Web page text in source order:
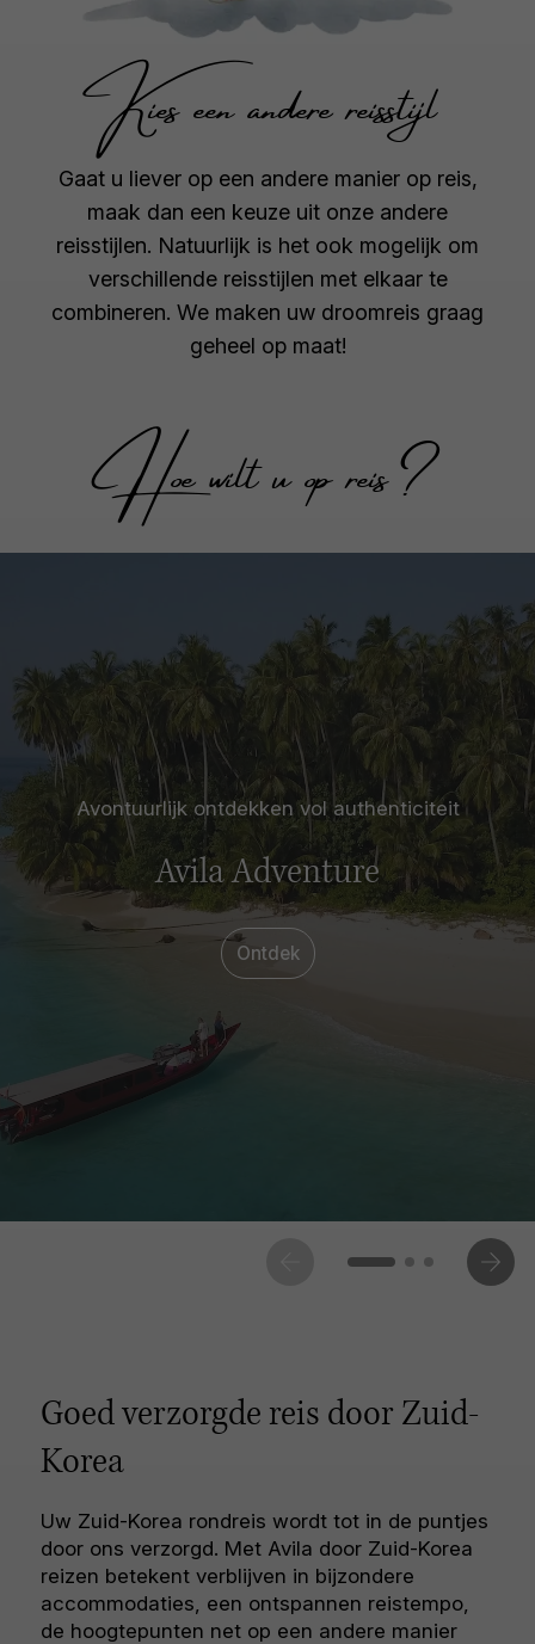
Kies een andere reisstijl
Gaat u liever op een andere manier op reis,
maak dan een keuze uit onze andere
reisstijlen. Natuurlijk is het ook mogelijk om
verschillende reisstijlen met elkaar te
combineren. We maken uw droomreis graag
geheel op maat!
Hoe wilt u op reis?
Avontuurlijk ontdekken vol authenticiteit
Avila Adventure
Ontdek
Goed verzorgde reis door Zuid-
Korea
Uw Zuid-Korea rondreis wordt tot in de puntjes
door ons verzorgd. Met Avila door Zuid-Korea
reizen betekent verblijven in bijzondere
accommodaties, een ontspannen reistempo,
de hoogtepunten net op een andere manier